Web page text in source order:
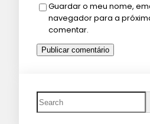
Guardar o meu nome,
navegador para a
comentar.